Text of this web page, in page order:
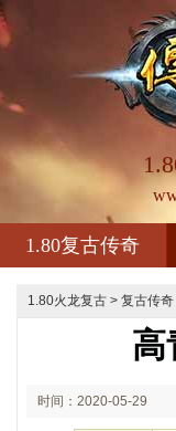
1.80复古传奇
1.80火龙复古 > 复古传奇
高
时间：2020-05-29